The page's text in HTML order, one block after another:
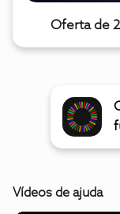
Oferta de
Vídeos de ajuda